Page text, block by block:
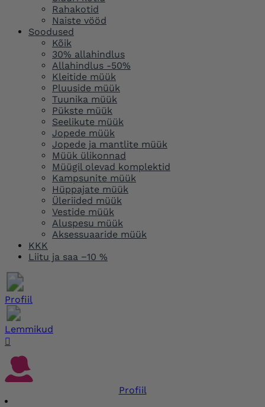
Rahakotid
Naiste vööd
Soodused
Kõik
30% allahindlus
Allahindlus -50%
Kleitide müük
Pluuside müük
Tuunika müük
Pükste müük
Seelikute müük
Jopede müük
Jopede ja mantlite müük
Müük ülikonnad
Müügil olevad komplektid
Kampsunite müük
Hüppajate müük
Üleriided müük
Vestide müük
Aluspesu müük
Aksessuaaride müük
KKK
Liitu ja saa −10 %
Profiil
Lemmikud

Profiil